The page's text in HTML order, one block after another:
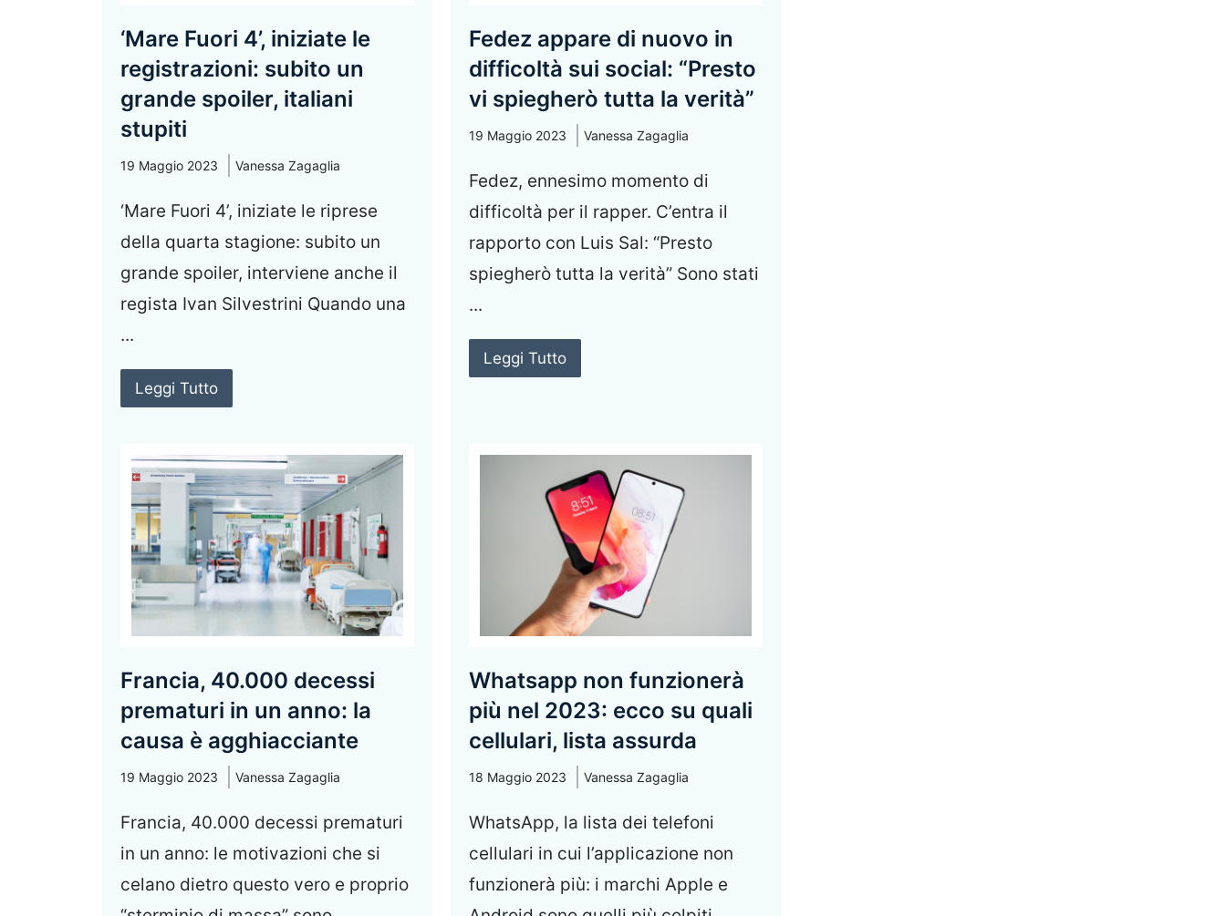
‘Mare Fuori 4’, iniziate le
registrazioni: subito un
grande spoiler, italiani
stupiti
19 Maggio 2023 Vanessa Zagaglia
‘Mare Fuori 4’, iniziate le riprese
della quarta stagione: subito un
grande spoiler, interviene anche il
regista Ivan Silvestrini Quando una
...
Leggi Tutto
Fedez appare di nuovo in
difficoltà sui social: “Presto
vi spiegherò tutta la verità”
19 Maggio 2023 Vanessa Zagaglia
Fedez, ennesimo momento di
difficoltà per il rapper. C’entra il
rapporto con Luis Sal: “Presto
spiegherò tutta la verità” Sono stati
...
Leggi Tutto
Francia, 40.000 decessi
prematuri in un anno: la
causa è agghiacciante
19 Maggio 2023 Vanessa Zagaglia
Francia, 40.000 decessi prematuri
in un anno: le motivazioni che si
celano dietro questo vero e proprio
Whatsapp non funzionerà
più nel 2023: ecco su quali
cellulari, lista assurda
18 Maggio 2023 Vanessa Zagaglia
WhatsApp, la lista dei telefoni
cellulari in cui l’applicazione non
funzionerà più: i marchi Apple e